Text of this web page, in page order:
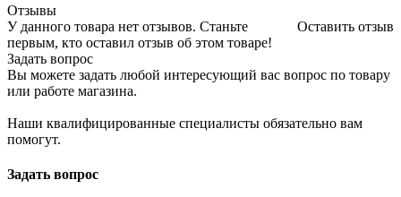
Отзывы
Оставить отзыв
У данного товара нет отзывов. Станьте
первым, кто оставил отзыв об этом товаре!
Задать вопрос
Вы можете задать любой интересующий вас вопрос по товару
или работе магазина.
Наши квалифицированные специалисты обязательно вам
помогут.
Задать вопрос